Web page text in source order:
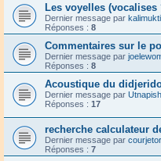
Les voyelles (vocalises
Dernier message par kalimukti
Réponses : 8
Commentaires sur le
Dernier message par
Réponses : 8
Acoustique du
Dernier message par
Réponses : 17
recherche calculateur
Dernier message par courjetor
Réponses : 7